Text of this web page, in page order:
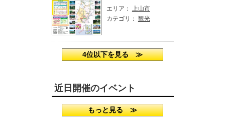
エリア： 上山市
カテゴリ： 観光
4位以下を見る ≫
近日開催のイベント
もっと見る ≫